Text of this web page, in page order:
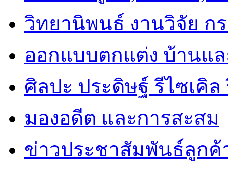
วิทยานิพนธ์ งานวิจัย ก
ออกแบบตกแต่ง บ้านแ
ศิลปะ ประดิษฐ์ รีไซเคิล
มองอดีต และการสะสม
ข่าวประชาสัมพันธ์ลูก